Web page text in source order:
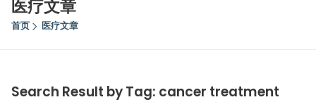
医疗文章
首页 医疗文章
Search Result by Tag: cancer treatment